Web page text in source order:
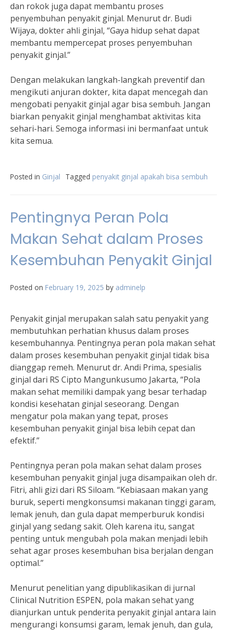
dan rokok juga dapat membantu proses
penyembuhan penyakit ginjal. Menurut dr. Budi
Wijaya, dokter ahli ginjal, “Gaya hidup sehat dapat
membantu mempercepat proses penyembuhan
penyakit ginjal.”
Dengan melakukan langkah-langkah preventif dan
mengikuti anjuran dokter, kita dapat mencegah dan
mengobati penyakit ginjal agar bisa sembuh. Jangan
biarkan penyakit ginjal menghambat aktivitas kita
sehari-hari. Semoga informasi ini bermanfaat untuk
kita semua.
Posted in Ginjal Tagged penyakit ginjal apakah bisa sembuh
Pentingnya Peran Pola
Makan Sehat dalam Proses
Kesembuhan Penyakit Ginjal
Posted on February 19, 2025 by adminelp
Penyakit ginjal merupakan salah satu penyakit yang
membutuhkan perhatian khusus dalam proses
kesembuhannya. Pentingnya peran pola makan sehat
dalam proses kesembuhan penyakit ginjal tidak bisa
dianggap remeh. Menurut dr. Andi Prima, spesialis
ginjal dari RS Cipto Mangunkusumo Jakarta, “Pola
makan sehat memiliki dampak yang besar terhadap
kondisi kesehatan ginjal seseorang. Dengan
mengatur pola makan yang tepat, proses
kesembuhan penyakit ginjal bisa lebih cepat dan
efektif.”
Pentingnya peran pola makan sehat dalam proses
kesembuhan penyakit ginjal juga disampaikan oleh dr.
Fitri, ahli gizi dari RS Siloam. “Kebiasaan makan yang
buruk, seperti mengkonsumsi makanan tinggi garam,
lemak jenuh, dan gula dapat memperburuk kondisi
ginjal yang sedang sakit. Oleh karena itu, sangat
penting untuk mengubah pola makan menjadi lebih
sehat agar proses kesembuhan bisa berjalan dengan
optimal.”
Menurut penelitian yang dipublikasikan di jurnal
Clinical Nutrition ESPEN, pola makan sehat yang
dianjurkan untuk penderita penyakit ginjal antara lain
mengurangi konsumsi garam, lemak jenuh, dan gula,